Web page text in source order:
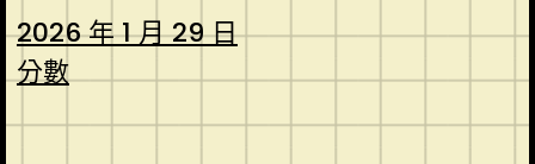
2026 年 1 月 29 日
分數